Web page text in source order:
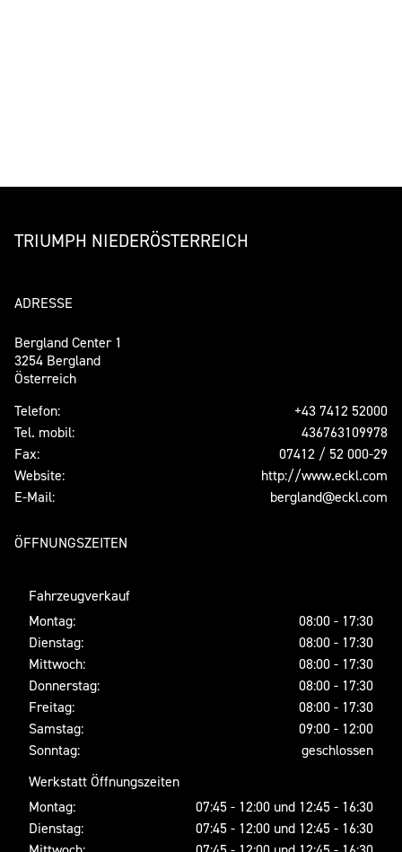
TRIUMPH NIEDERÖSTERREICH
ADRESSE
Bergland Center 1
3254 Bergland
Österreich
Telefon:
+43 7412 52000
Tel. mobil:
436763109978
Fax:
07412 / 52 000-29
Website:
http://www.eckl.com
E-Mail:
bergland@eckl.com
ÖFFNUNGSZEITEN
Fahrzeugverkauf
Montag:
08:00 - 17:30
Dienstag:
08:00 - 17:30
Mittwoch:
08:00 - 17:30
Donnerstag:
08:00 - 17:30
Freitag:
08:00 - 17:30
Samstag:
09:00 - 12:00
Sonntag:
geschlossen
Werkstatt Öffnungszeiten
Montag:
07:45 - 12:00 und 12:45 - 16:30
Dienstag:
07:45 - 12:00 und 12:45 - 16:30